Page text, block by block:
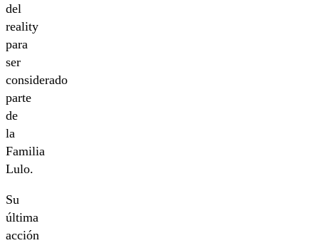
del
reality
para
ser
considerado
parte
de
la
Familia
Lulo.
Su
última
acción